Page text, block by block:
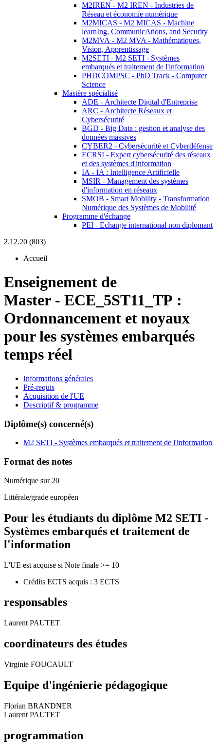
M2IREN - M2 IREN - Industries de
Réseau et économie numérique
M2MICAS - M2 MICAS - Machine
learnIng, CommunicAtions, and Security
M2MVA - M2 MVA - Mathématiques,
Vision, Apprentissage
M2SETI - M2 SETI - Systèmes
embarqués et traitement de l'information
PHDCOMPSC - PhD Track - Computer
Science
Mastère spécialisé
ADE - Architecte Digital d'Entreprise
ARC - Architecte Réseaux et
Cybersécurité
BGD - Big Data : gestion et analyse des
données massives
CYBER2 - Cybersécurité et Cyberdéfense
ECRSI - Expert cybersécurité des réseaux
et des systèmes d'information
IA - IA : Intelligence Artificielle
MSIR - Management des systèmes
d'information en réseaux
SMOB - Smart Mobility - Transformation
Numérique des Systèmes de Mobilité
Programme d'échange
PEI - Echange international non diplomant
2.12.20 (803)
Accueil
Enseignement de
Master - ECE_5ST11_TP :
Ordonnancement et noyaux
pour les systèmes embarqués
temps réel
Informations générales
Pré-requis
Acquisition de l'UE
Descriptif & programme
Diplôme(s) concerné(s)
M2 SETI - Systèmes embarqués et traitement de l'information
Format des notes
Numérique sur 20
Littérale/grade européen
Pour les étudiants du diplôme M2 SETI -
Systèmes embarqués et traitement de
l'information
L'UE est acquise si Note finale >= 10
Crédits ECTS acquis : 3 ECTS
responsables
Laurent PAUTET
coordinateurs des études
Virginie FOUCAULT
Equipe d'ingénierie pédagogique
Florian BRANDNER
Laurent PAUTET
programmation